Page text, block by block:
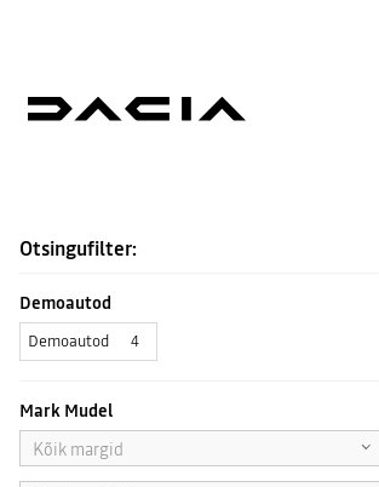
LAOAUTOD
Otsingufilter:
Demoautod
Demoautod 4
Mark Mudel
Kõik margid